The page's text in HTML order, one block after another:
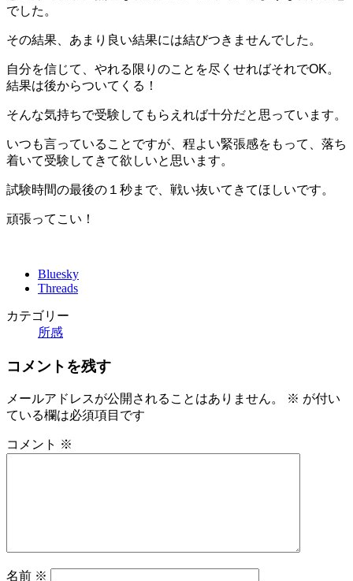
でした。
その結果、あまり良い結果には結びつきませんでした。
自分を信じて、やれる限りのことを尽くせればそれでOK。
結果は後からついてくる！
そんな気持ちで受験してもらえれば十分だと思っています。
いつも言っていることですが、程よい緊張感をもって、落ち
着いて受験してきて欲しいと思います。
試験時間の最後の１秒まで、戦い抜いてきてほしいです。
頑張ってこい！
Bluesky
Threads
カテゴリー
所感
コメントを残す
メールアドレスが公開されることはありません。 ※ が付い
ている欄は必須項目です
コメント ※
名前 ※